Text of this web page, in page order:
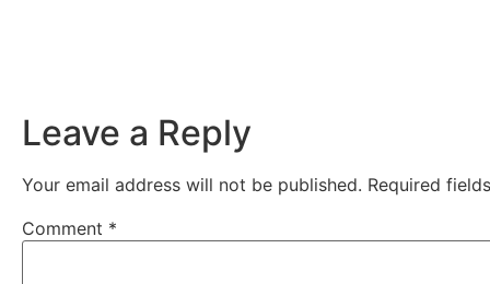
Leave a Reply
Your email address will not be published. Required
Comment *